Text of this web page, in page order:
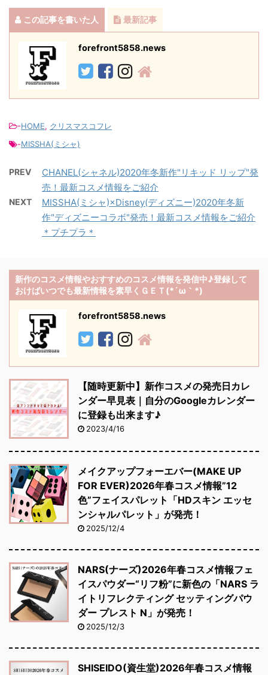
この記事を書いた人 最新記事
forefront5858.news
-HOME, クリスマスコフレ
-MISSHA(ミシャ)
PREV
CHANEL(シャネル)2020年冬新作"リキッド リップ"発
売！最新コスメ情報をご紹介
NEXT
MISSHA(ミシャ)×Disney(ディズニー)2020年冬新
作"ディズニーコラボ"発売！最新コスメ情報をご紹介
＊プチプラ＊
新作のコスメ情報やおすすめのコスメ情報を発信中♪登録して
おけばいつでも最新情報を素早くＧＥＴ(*´ω｀*)
forefront5858.news
【随時更新中】新作コスメの発売日カレ
ンダー早見表｜自分のGoogleカレンダー
に登録も出来ます♪
2023/4/16
メイクアップフォーエバー(MAKE UP
FOR EVER)2026年春コスメ情報”12
色”フェイスパレット「HDスキン エッセ
ンシャルパレット」が発売！
2025/12/4
NARS(ナーズ)2026年春コスメ情報フェ
イスパウダー“リフ粉”に新色の「NARS ラ
イトリフレクティング セッティングパウ
ダー プレスト N」が発売！
2025/12/3
SHISEIDO(資生堂)2026年春コスメ情報